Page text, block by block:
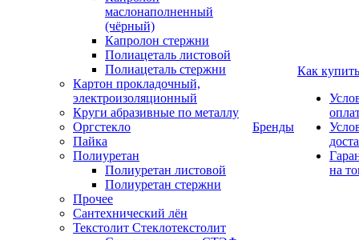
маслонаполненный
(чёрный)
Капролон стержни
Полиацеталь листовой
Полиацеталь стержни
Картон прокладочный,
электроизоляционный
Круги абразивные по металлу
Оргстекло
Пайка
Полиуретан
Полиуретан листовой
Полиуретан стержни
Прочее
Сантехнический лён
Текстолит Стеклотекстолит
Бренды
Как купить
на